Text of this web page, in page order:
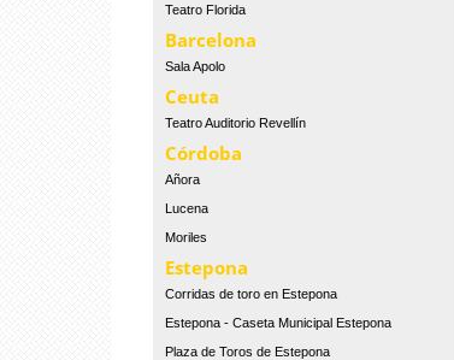
Teatro Florida
Barcelona
Sala Apolo
Ceuta
Teatro Auditorio Revellín
Córdoba
Añora
Lucena
Moriles
Estepona
Corridas de toro en Estepona
Estepona - Caseta Municipal Estepona
Plaza de Toros de Estepona